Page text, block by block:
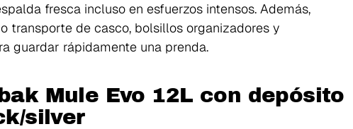
fresca incluso en esfuerzos intensos. Además,
transporte de casco, bolsillos organizadores y
guardar rápidamente una prenda.
Mule Evo 12L con depósito
silver